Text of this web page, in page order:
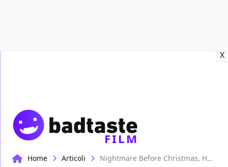
X
FILM
Home Articoli Nightmare Before Christmas, Henry Selick su un possibile corto animato: "Si potrebbe fare!"